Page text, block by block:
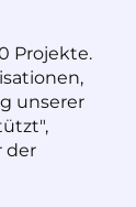
Projekte.
unserer
der